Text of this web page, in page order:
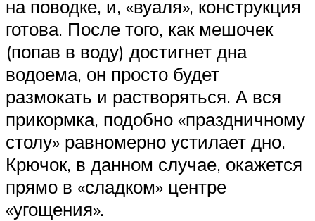
на поводке, и, «вуаля», конструкция
готова. После того, как мешочек
(попав в воду) достигнет дна
водоема, он просто будет
размокать и растворяться. А вся
прикормка, подобно «праздничному
столу» равномерно устилает дно.
Крючок, в данном случае, окажется
прямо в «сладком» центре
«угощения».